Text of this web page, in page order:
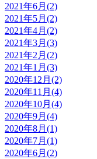
2021年6月(2)
2021年5月(2)
2021年4月(2)
2021年3月(3)
2021年2月(2)
2021年1月(3)
2020年12月(2)
2020年11月(4)
2020年10月(4)
2020年9月(4)
2020年8月(1)
2020年7月(1)
2020年6月(2)